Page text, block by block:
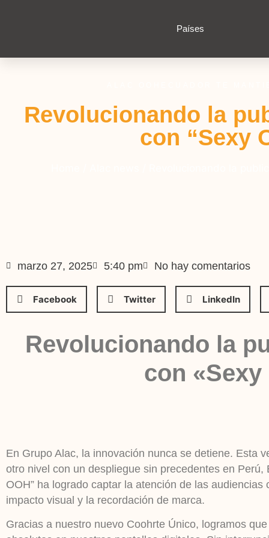
Países
Revolucionando la
con “Sexy
marzo 27, 2025 5:40 pm No hay comentarios
Facebook Twitter LinkedIn
Revolucionando la
con «Sexy
En Grupo Alac, la innovación nunca se detiene. Esta
otro nivel con un despliegue sin precedentes en
OOH” ha logrado captar la atención de las
impacto visual y la recordación de marca.
Gracias a nuestro nuevo Coohrte Único, logramos